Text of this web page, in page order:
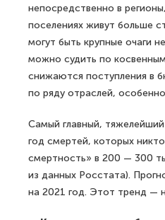
непосредственно в
поселениях живут больше
могут быть крупные очаги
можно судить по
снижаются поступления в
по ряду отраслей,
Cамый главный,
год смертей, которых
смертность» в 200 — 300
из данных Росстата).
на 2021 год. Этот тренд —